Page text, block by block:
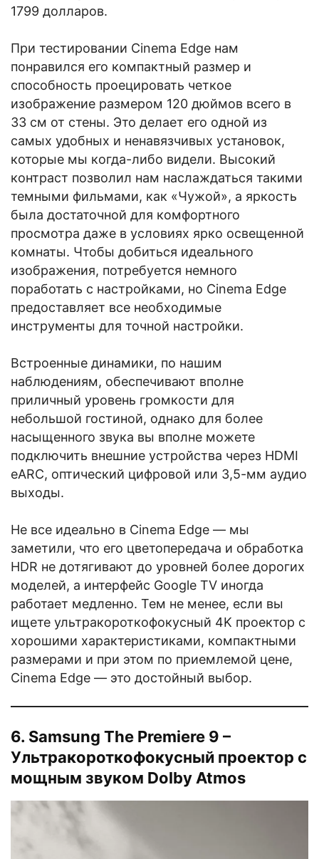
1799 долларов.
При тестировании Cinema Edge нам
понравился его компактный размер и
способность проецировать четкое
изображение размером 120 дюймов всего в
33 см от стены. Это делает его одной из
самых удобных и ненавязчивых установок,
которые мы когда-либо видели. Высокий
контраст позволил нам наслаждаться такими
темными фильмами, как «Чужой», а яркость
была достаточной для комфортного
просмотра даже в условиях ярко освещенной
комнаты. Чтобы добиться идеального
изображения, потребуется немного
поработать с настройками, но Cinema Edge
предоставляет все необходимые
инструменты для точной настройки.
Встроенные динамики, по нашим
наблюдениям, обеспечивают вполне
приличный уровень громкости для
небольшой гостиной, однако для более
насыщенного звука вы вполне можете
подключить внешние устройства через HDMI
eARC, оптический цифровой или 3,5-мм аудио
выходы.
Не все идеально в Cinema Edge — мы
заметили, что его цветопередача и обработка
HDR не дотягивают до уровней более дорогих
моделей, а интерфейс Google TV иногда
работает медленно. Тем не менее, если вы
ищете ультракороткофокусный 4K проектор с
хорошими характеристиками, компактными
размерами и при этом по приемлемой цене,
Cinema Edge — это достойный выбор.
6. Samsung The Premiere 9 –
Ультракороткофокусный проектор с
мощным звуком Dolby Atmos